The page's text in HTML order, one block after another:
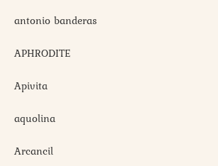
antonio banderas
APHRODITE
Apivita
aquolina
Arcancil